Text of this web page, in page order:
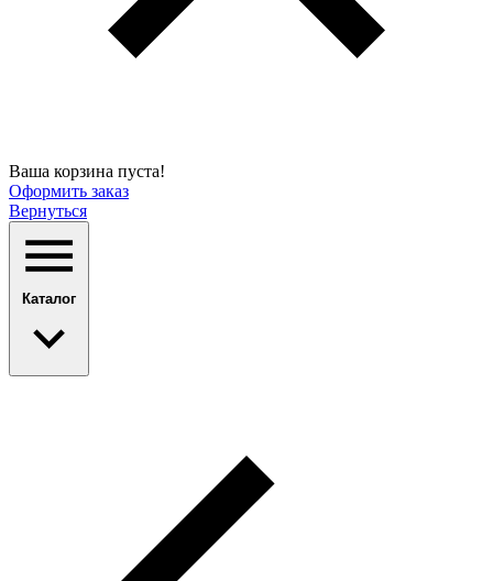
Ваша корзина пуста!
Оформить заказ
Вернуться
Каталог